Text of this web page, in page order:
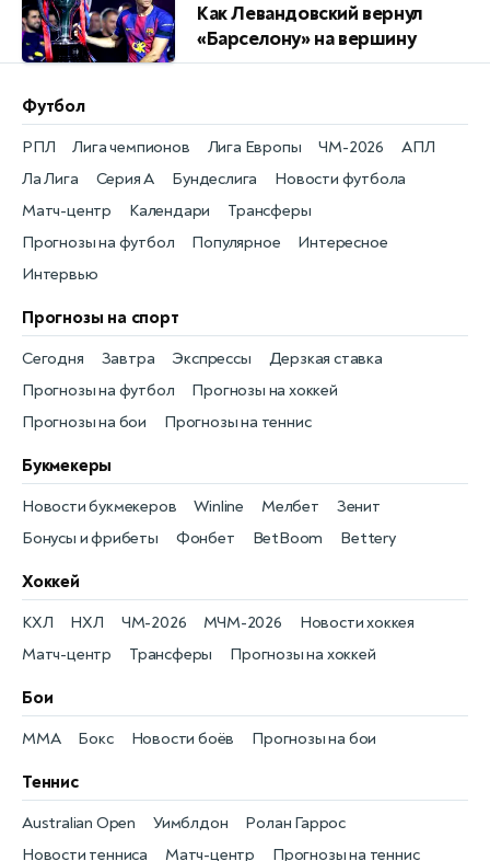
Как Левандовский вернул
«Барселону» на вершину
Футбол
Новости футбола
РПЛ
Матч-центр
Лига чемпионов
Календари
Лига Европы
Трансферы
ЧМ-2026
Прогнозы на футбол
АПЛ
Популярное
Ла Лига
Интересное
Серия А
Интервью
Бундеслига
Прогнозы на спорт
Прогнозы на футбол
Сегодня
Прогнозы на хоккей
Завтра
Прогнозы на бои
Экспрессы
Прогнозы на теннис
Дерзкая ставка
Букмекеры
Бонусы и фрибеты
Новости букмекеров
Фонбет
Winline
BetBoom
Мелбет
Bettery
Зенит
Хоккей
Новости хоккея
КХЛ
Матч-центр
НХЛ
Трансферы
ЧМ-2026
Прогнозы на хоккей
МЧМ-2026
Бои
Новости боёв
MMA Прогнозы на бои
Бокс
Теннис
Новости тенниса
Australian Open
Матч-центр
Уимблдон
Прогнозы на теннис
Ролан Гаррос